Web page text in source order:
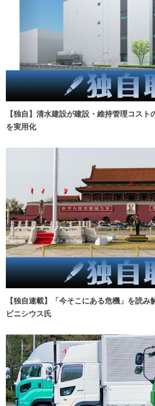
【独自】清水建設が建設・維持管理コス
を実用化
【独自連載】「今そこにある危機」を読
ビニシウス氏